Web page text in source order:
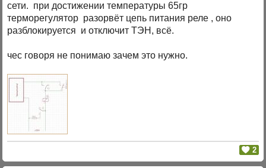
сети. при достижении температуры 65гр
терморегулятор разорвёт цепь питания реле , оно
разблокируется и отключит ТЭН, всё.
чес говоря не понимаю зачем это нужно.
2